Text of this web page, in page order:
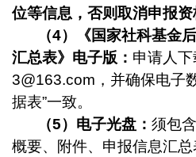
位等信息，否则取消申报资
（4）《国家社科基金
汇总表》电子版： 申请人
3@163.com ，并确保电子
据表”一致。
（5）电子光盘： 须包
概要、附件、申报信息汇